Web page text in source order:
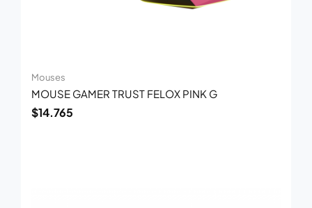
Mouses
MOUSE GAMER TRUST FELOX PINK G
$14.765